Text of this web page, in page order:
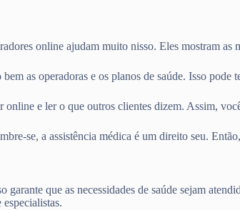
online ajudam muito nisso. Eles mostram as
as operadoras e os planos de saúde. Isso pode
e ler o que outros clientes dizem. Assim,
se, a assistência médica é um direito seu.
que as necessidades de saúde sejam